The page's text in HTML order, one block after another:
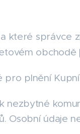
které správce
obchodě
pro plnění
nezbytné
Osobní údaje